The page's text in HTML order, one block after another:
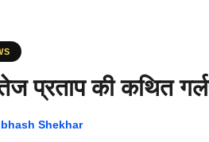
प्रताप की कथित
Shekhar